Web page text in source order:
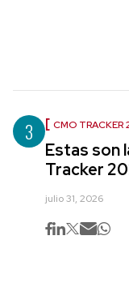
3 CMO TRACKER
Estas son
Tracker
julio 31, 2026